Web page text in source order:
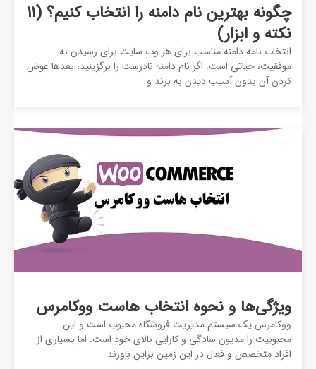
چگونه بهترین نام دامنه را انتخاب کنیم؟ (11
نکته و ابزار)
انتخاب نامه دامنه مناسب برای هر وب سایت برای رسیدن به
موفقیت، حیاتی است. اگر نام دامنه نادرست را برگزینید، بعدها عوض
کردن آن بدون آسیب دیدن به برند و
ویژگی‌ها و نحوه انتخاب هاست ووکامرس
ووکامرس یک سیستم مدیریت فروشگاه محبوب است و این
محبوبیت را مدیون سادگی و کارایی بالای خود است. اما بسیاری از
افراد متخصص و فعال در این زمین براین باورند